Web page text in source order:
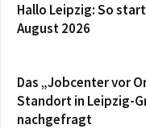
Hallo Leipzig: So
August 2026
Das „Jobcenter vor
Standort in Leipzig-
nachgefragt